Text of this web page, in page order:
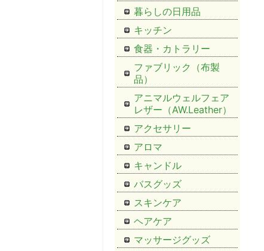
暮らしの日用品
キッチン
食器・カトラリー
ファブリック（布製
品）
アニマルウェルフェア
レザー（AW.Leather）
アクセサリー
アロマ
キャンドル
バスグッズ
スキンケア
ヘアケア
マッサージグッズ